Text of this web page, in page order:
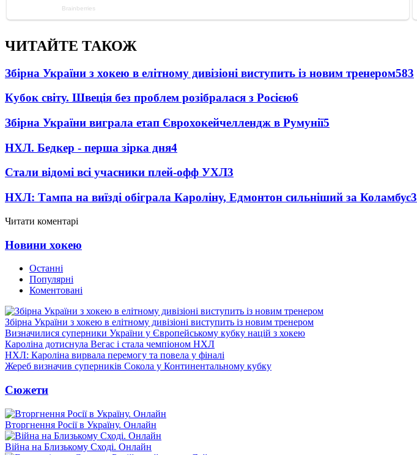
ЧИТАЙТЕ ТАКОЖ
Збірна України з хокею в елітному дивізіоні виступить із новим тренером583
Кубок світу. Швеція без проблем розібралася з Росією6
Збірна України виграла етап Єврохокейчеллендж в Румунії5
НХЛ. Бедкер - перша зірка дня4
Стали відомі всі учасники плей-офф УХЛ3
НХЛ: Тампа на виїзді обіграла Кароліну, Едмонтон сильніший за Коламбус3
Читати коментарі
Новини хокею
Останні
Популярні
Коментовані
Збірна України з хокею в елітному дивізіоні виступить із новим тренером
Визначилися суперники України у Європейському кубку націй з хокею
Кароліна дотиснула Вегас і стала чемпіоном НХЛ
НХЛ: Кароліна вирвала перемогу та повела у фіналі
Жереб визначив суперників Сокола у Континентальному кубку
Сюжети
Вторгнення Росії в Україну. Онлайн
Війна на Близькому Сході. Онлайн